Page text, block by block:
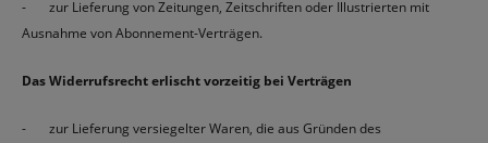
- zur Lieferung von Zeitungen, Zeitschriften oder Illustrierten mit
Ausnahme von Abonnement-Verträgen.
Das Widerrufsrecht erlischt vorzeitig bei Verträgen
- zur Lieferung versiegelter Waren, die aus Gründen des